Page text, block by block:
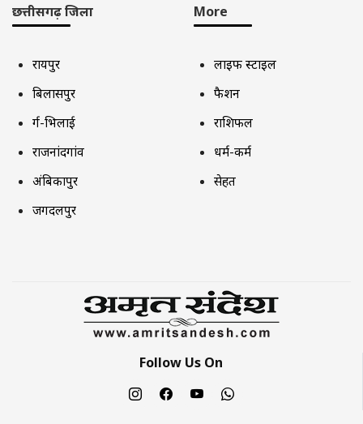
छत्तीसगढ़ जिला
रायपुर
बिलासपुर
दुर्ग-भिलाई
राजनांदगांव
अंबिकापुर
जगदलपुर
More
लाइफ स्टाइल
फैशन
राशिफल
धर्म-कर्म
सेहत
Follow Us On